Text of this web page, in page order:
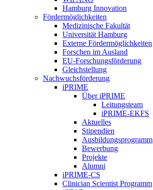
Hamburg Innovation
Fördermöglichkeiten
Medizinische Fakultät
Universität Hamburg
Externe Fördermöglichkeiten
Forschen im Ausland
EU-Forschungsförderung
Gleichstellung
Nachwuchsförderung
iPRIME
Über iPRIME
Leitungsteam
iPRIME-EKFS
Aktuelles
Stipendien
Ausbildungsprogramm
Bewerbung
Projekte
Alumni
iPRIME-CS
Clinician Scientist Programm